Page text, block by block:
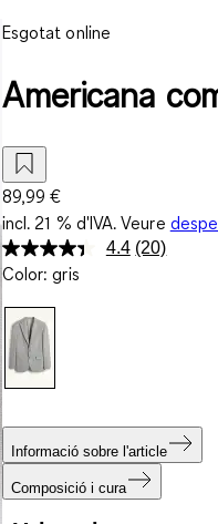
Esgotat online
Americana
89,99 €
incl. 21 % d'IVA. Veure
4.4 Llegeix
(20)
Color: gris
Informació sobre l'article
Composició i cura